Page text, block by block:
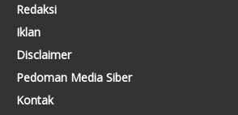
Redaksi
Iklan
Disclaimer
Pedoman Media Siber
Kontak